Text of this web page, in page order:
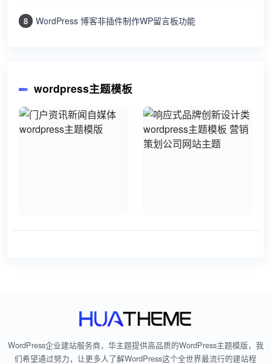
8 WordPress 博客非插件制作WP留言板功能
wordpress主题模板
WordPress企业建站服务商，华主题提供高品质的WordPress主题模版，我
们希望通过努力，让更多人了解WordPress这个全世界最流行的建站程